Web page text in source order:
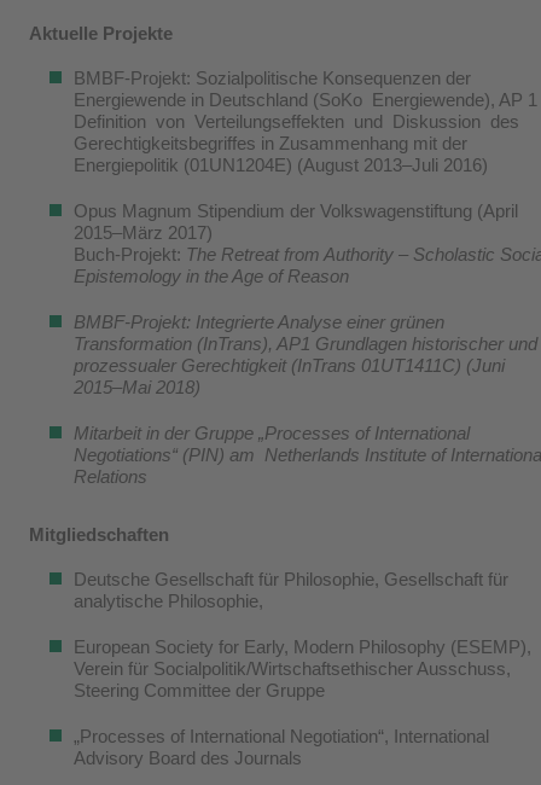
Aktuelle Projekte
BMBF-Projekt: Sozialpolitische Konsequenzen der
Energiewende in Deutschland (SoKo Energiewende), AP 1
Definition von Verteilungseffekten und Diskussion des
Gerechtigkeitsbegriffes in Zusammenhang mit der
Energiepolitik (01UN1204E) (August 2013–Juli 2016)
Opus Magnum Stipendium der Volkswagenstiftung (April
2015–März 2017)
Buch-Projekt: The Retreat from Authority – Scholastic
Epistemology in the Age of Reason
BMBF-Projekt: Integrierte Analyse einer grünen
Transformation (InTrans), AP1 Grundlagen historischer und
prozessualer Gerechtigkeit (InTrans 01UT1411C) (Juni
2015–Mai 2018)
Mitarbeit in der Gruppe „Processes of International
Negotiations“ (PIN) am Netherlands Institute of
Relations
Mitgliedschaften
Deutsche Gesellschaft für Philosophie, Gesellschaft für
analytische Philosophie,
European Society for Early, Modern Philosophy (ESEMP),
Verein für Socialpolitik/Wirtschaftsethischer Ausschuss,
Steering Committee der Gruppe
„Processes of International Negotiation“, International
Advisory Board des Journals